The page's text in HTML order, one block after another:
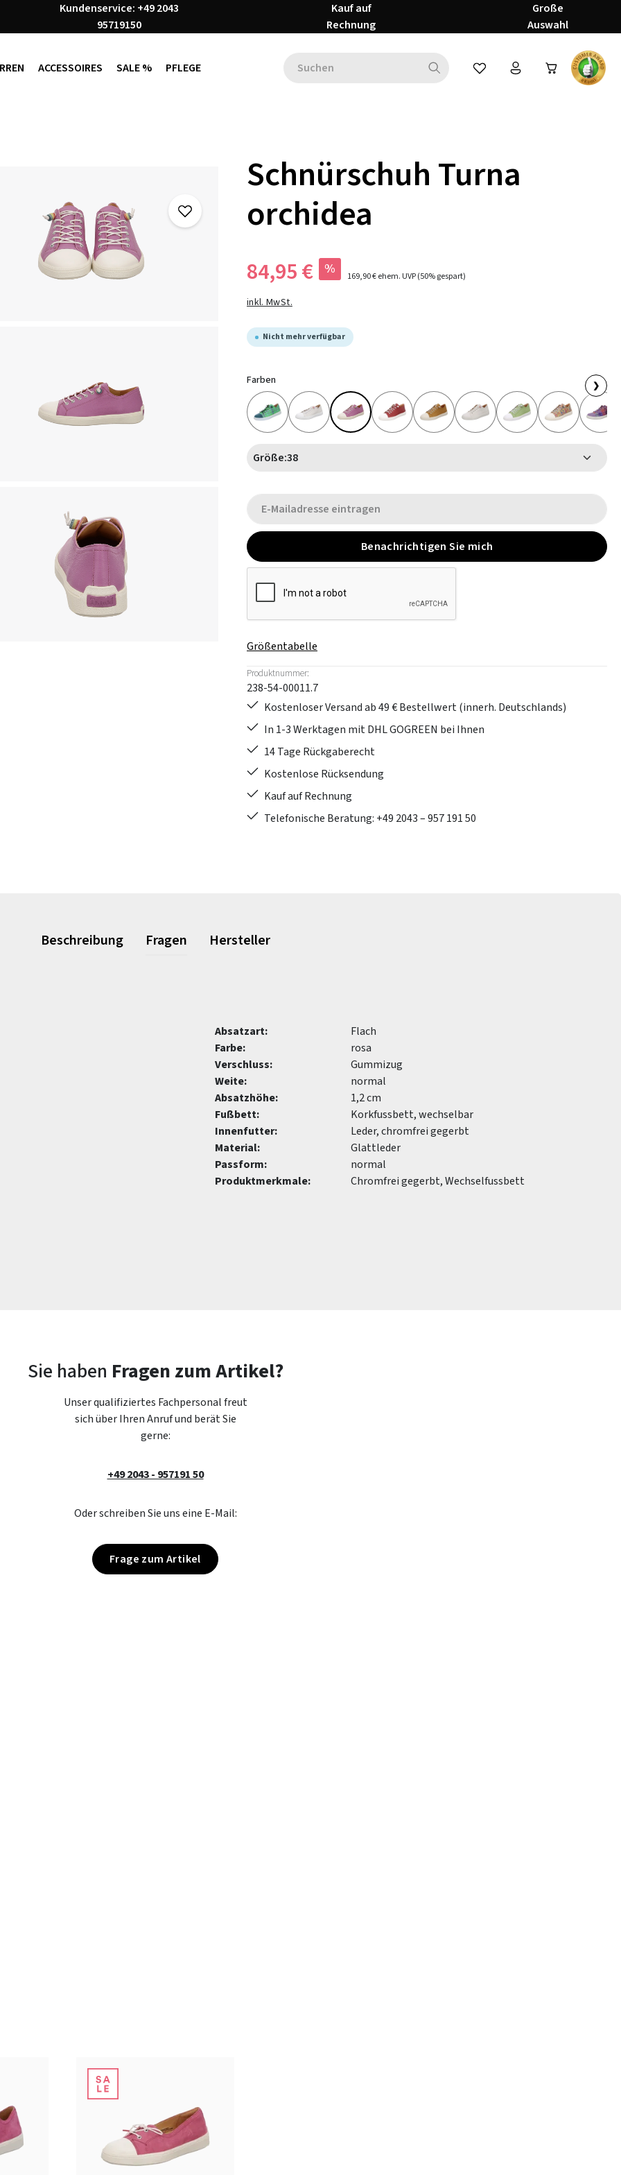
Kundenservice: +49 2043
95719150
Kauf auf
Rechnung
Große
Auswahl
ACCESSOIRES SALE % PFLEGE Du hast 0 Produkte auf dem
Schnürschuh Turna
orchidea
84,95 € % 169,90 €ehem. UVP(50% gespart)
inkl. MwSt.
Nicht mehr verfügbar
Farben ❯
Größe:38
Benachrichtigen Sie mich
Größentabelle
Produktnummer:
238-54-00011.7
Kostenloser Versand ab 49 € Bestellwert (innerh. Deutschlands)
In 1-3 Werktagen mit DHL GOGREEN bei Ihnen
14 Tage Rückgaberecht
Kostenlose Rücksendung
Kauf auf Rechnung
Telefonische Beratung: +49 2043 – 957 191 50
Beschreibung Fragen Hersteller
Absatzart:
Flach
Farbe:
rosa
Verschluss:
Gummizug
Weite:
normal
Absatzhöhe:
1,2 cm
Fußbett:
Korkfussbett, wechselbar
Innenfutter:
Leder, chromfrei gegerbt
Material:
Glattleder
Passform:
normal
Produktmerkmale:
Chromfrei gegerbt, Wechselfussbett
Sie haben Fragen zum Artikel?
Unser qualifiziertes Fachpersonal freut
sich über Ihren Anruf und berät Sie
gerne:
+49 2043 - 957191 50
Oder schreiben Sie uns eine E-Mail:
Frage zum Artikel